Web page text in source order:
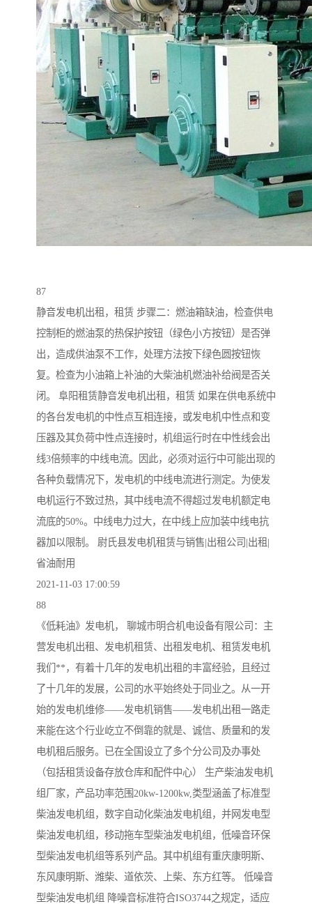
87
静音发电机出租，租赁 步骤二：燃油箱缺油，检查供电
控制柜的燃油泵的热保护按钮（绿色小方按钮）是否弹
出，造成供油泵不工作，处理方法按下绿色圆按钮恢
复。检查为小油箱上补油的大柴油机燃油补给阀是否关
闭。 阜阳租赁静音发电机出租，租赁 如果在供电系统中
的各台发电机的中性点互相连接，或发电机中性点和变
压器及其负荷中性点连接时，机组运行时在中性线会出
线3倍频率的中线电流。因此，必须对运行中可能出现的
各种负载情况下，发电机的中线电流进行测定。为使发
电机运行不致过热，其中线电流不得超过发电机额定电
流底的50%。中线电力过大，在中线上应加装中线电抗
器加以限制。 尉氏县发电机租赁与销售|出租公司|出租|
省油耐用
2021-11-03 17:00:59
88
《低耗油》发电机， 聊城市明合机电设备有限公司：主
营发电机出租、发电机租赁、出租发电机、租赁发电机
我们**，有着十几年的发电机出租的丰富经验，且经过
了十几年的发展，公司的水平始终处于同业之。从一开
始的发电机维修——发电机销售——发电机出租一路走
来能在这个行业屹立不倒靠的就是、诚信、质量和的发
电机租后服务。已在全国设立了多个分公司及办事处
（包括租赁设备存放仓库和配件中心） 生产柴油发电机
组厂家，产品功率范围20kw-1200kw,类型涵盖了标准型
柴油发电机组，数字自动化柴油发电机组，并网发电型
柴油发电机组，移动拖车型柴油发电机组，低噪音环保
型柴油发电机组等系列产品。其中机组有重庆康明斯、
东风康明斯、潍柴、道依茨、上柴、东方红等。 低噪音
型柴油发电机组 降噪音标准符合ISO3744之规定，适应